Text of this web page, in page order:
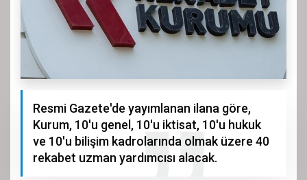
Resmi Gazete'de yayımlanan ilana göre,
Kurum, 10'u genel, 10'u iktisat, 10'u hukuk
ve 10'u bilişim kadrolarında olmak üzere 40
rekabet uzman yardımcısı alacak.